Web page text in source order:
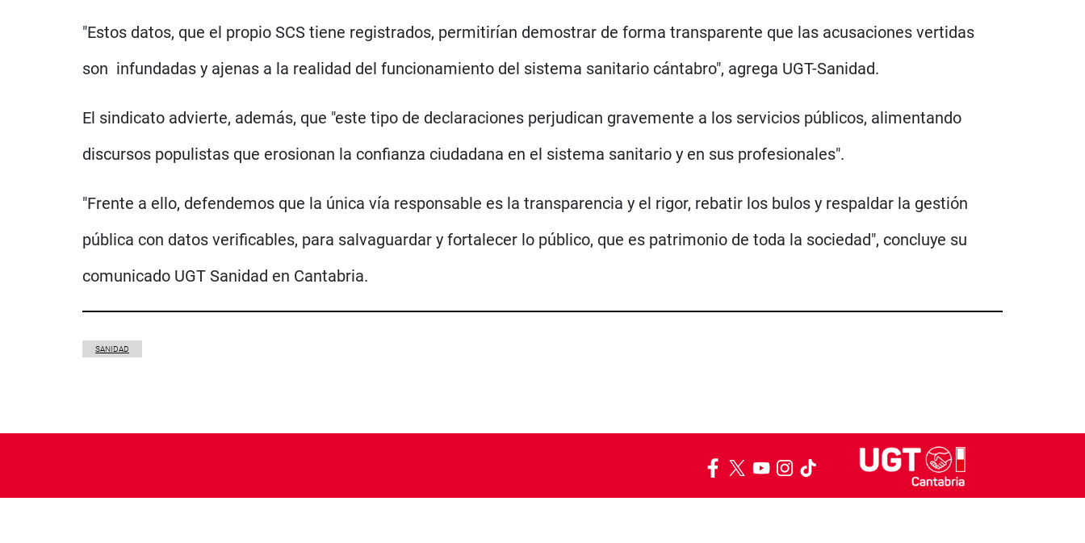
"Estos datos, que el propio SCS tiene registrados, permitirían demostrar de forma transparente que las acusaciones vertidas
son infundadas y ajenas a la realidad del funcionamiento del sistema sanitario cántabro", agrega UGT-Sanidad.
El sindicato advierte, además, que "este tipo de declaraciones perjudican gravemente a los servicios públicos, alimentando
discursos populistas que erosionan la confianza ciudadana en el sistema sanitario y en sus profesionales".
"Frente a ello, defendemos que la única vía responsable es la transparencia y el rigor, rebatir los bulos y respaldar la gestión
pública con datos verificables, para salvaguardar y fortalecer lo público, que es patrimonio de toda la sociedad", concluye su
comunicado UGT Sanidad en Cantabria.
SANIDAD